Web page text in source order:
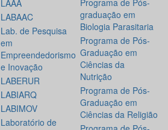
LAAA
LABAAC
Lab. de Pesquisa
em
Empreendedorismo
e Inovação
LABERUR
LABIARQ
LABIMOV
Laboratório de
Programa de Pós-
graduação em
Biologia Parasitaria
Programa de Pós-
Graduação em
Ciências da
Nutrição
Programa de Pós-
Graduação em
Ciências da Religião